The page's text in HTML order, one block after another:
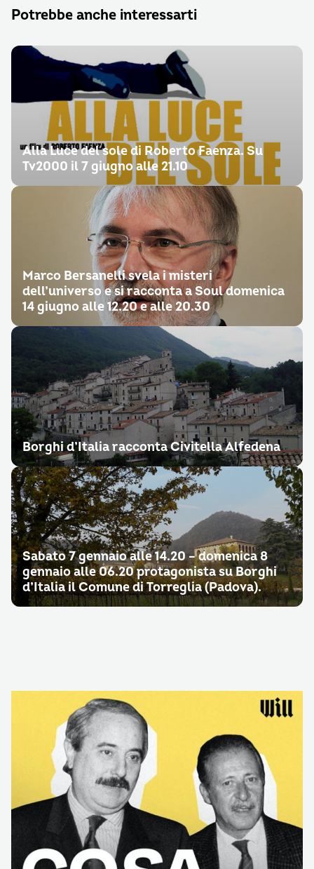
Potrebbe anche interessarti
Alla Luce del sole di Roberto Faenza. Su
Tv2000 il 7 giugno alle 21.10
Marco Bersanelli svela i misteri
dell’universo e si racconta a Soul domenica
14 giugno alle 12.20 e alle 20.30
Borghi d’Italia racconta Civitella Alfedena
Sabato 7 gennaio alle 14.20 – domenica 8
gennaio alle 06.20 protagonista su Borghi
d’Italia il Comune di Torreglia (Padova).